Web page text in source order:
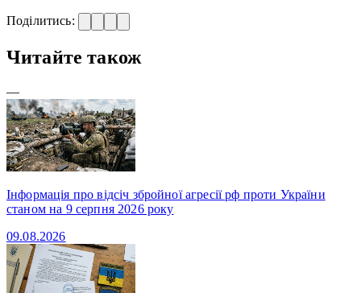
Поділитись:
Читайте також
—
Інформація про відсіч збройної агресії рф проти України
станом на 9 серпня 2026 року
09.08.2026